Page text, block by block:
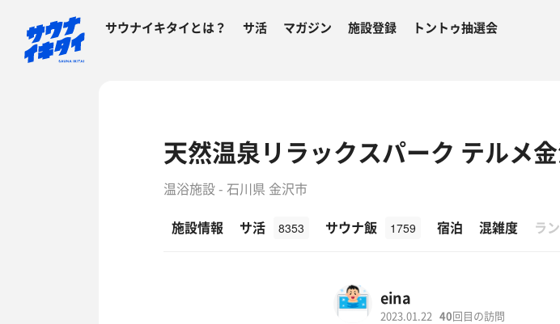
サウナイキタイとは？ サ活 マガジン 施設登録 トントゥ抽選会
天然温泉リラックスパーク テルメ
温浴施設 - 石川県 金沢市
施設情報
サ活 8353 サウナ飯 1759 宿泊 混雑度 ラ
eina
2023.01.22 40回目の訪問